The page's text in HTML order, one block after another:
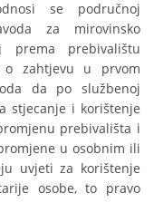
se područnoj
za mirovinsko
prema prebivalištu
o zahtjevu u prvom
da po službenoj
stjecanje i korištenje
prebivališta i
u osobnim ili
uvjeti za korištenje
osobe, to pravo